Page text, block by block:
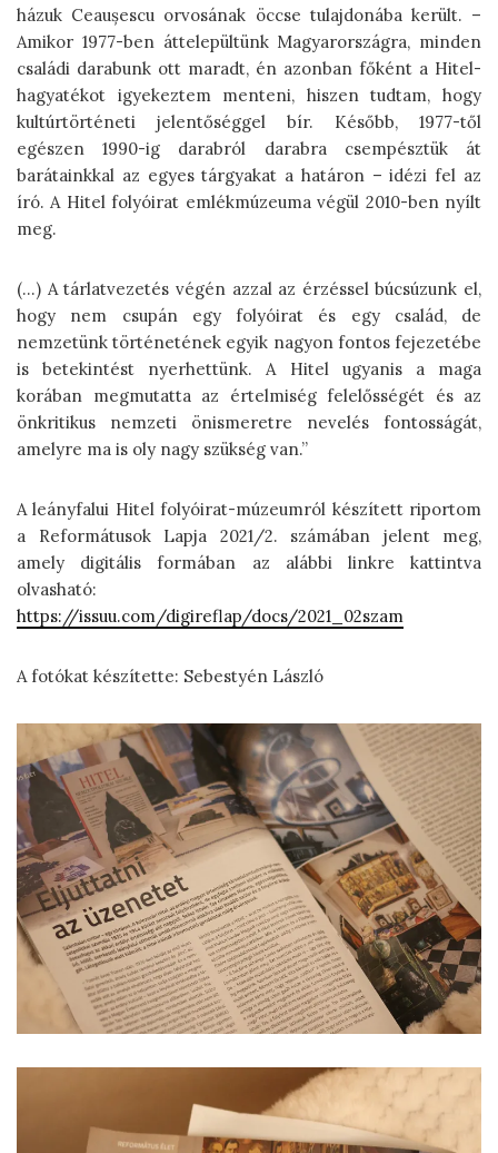
házuk Ceaușescu orvosának öccse tulajdonába került. –
Amikor 1977-ben áttelepültünk Magyarországra, minden
családi darabunk ott maradt, én azonban főként a Hitel-
hagyatékot igyekeztem menteni, hiszen tudtam, hogy
kultúrtörténeti jelentőséggel bír. Később, 1977-től
egészen 1990-ig darabról darabra csempésztük át
barátainkkal az egyes tárgyakat a határon – idézi fel az
író. A Hitel folyóirat emlékmúzeuma végül 2010-ben nyílt
meg.
(…) A tárlatvezetés végén azzal az érzéssel búcsúzunk el,
hogy nem csupán egy folyóirat és egy család, de
nemzetünk történetének egyik nagyon fontos fejezetébe
is betekintést nyerhettünk. A Hitel ugyanis a maga
korában megmutatta az értelmiség felelősségét és az
önkritikus nemzeti önismeretre nevelés fontosságát,
amelyre ma is oly nagy szükség van.”
A leányfalui Hitel folyóirat-múzeumról készített riportom
a Reformátusok Lapja 2021/2. számában jelent meg,
amely digitális formában az alábbi linkre kattintva
olvasható:
https://issuu.com/digireflap/docs/2021_02szam
A fotókat készítette: Sebestyén László